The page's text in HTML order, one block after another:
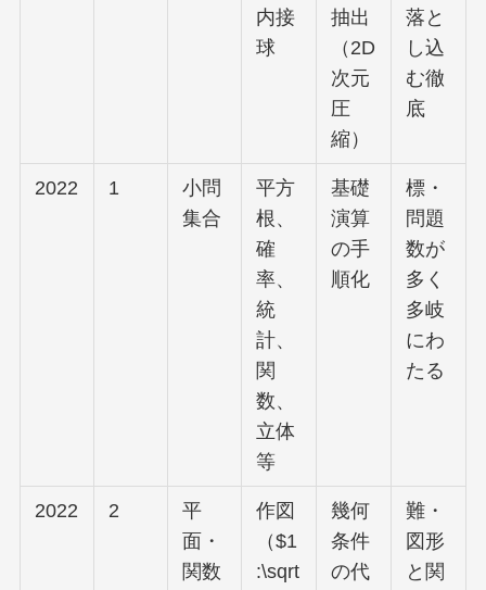
内接
球
抽出
（2D
次元
圧
縮）
落と
し込
む徹
底
2022 1
小問
集合
平方
根、
確
率、
統
計、
関
数、
立体
等
基礎
演算
の手
順化
標・
問題
数が
多く
多岐
にわ
たる
2022 2
平
面・
関数
作図
（$1
:\sqrt
幾何
条件
の代
難・
図形
と関